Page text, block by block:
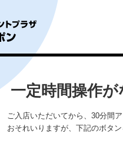
一定時間操作
ご入店いただいてから、30分間
おそれいりますが、下記のボタ